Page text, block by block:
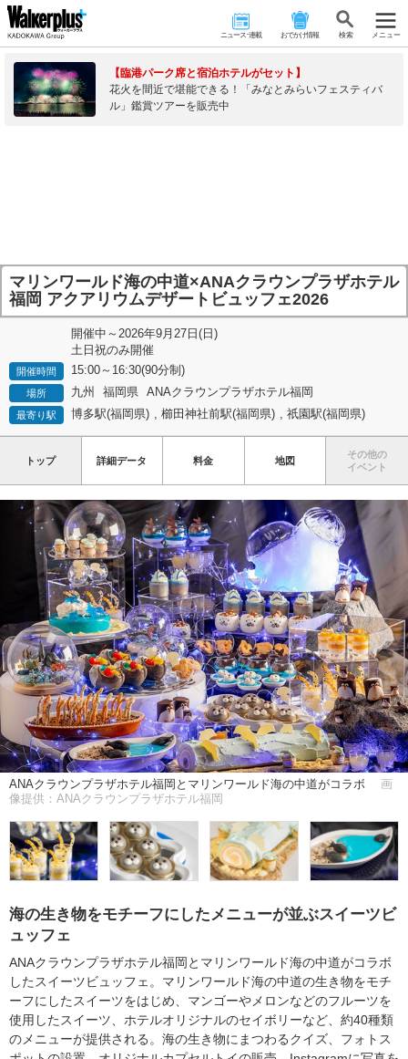
ニュース･連載 おでかけ情報 検 索 メニュー
【臨港パーク席と宿泊ホテルがセット】
花火を間近で堪能できる！「みなとみらいフェスティバ
ル」鑑賞ツアーを販売中
マリンワールド海の中道×ANAクラウンプラザホテル
福岡 アクアリウムデザートビュッフェ2026
開催中～2026年9月27日(日)
土日祝のみ開催
開催時間 15:00～16:30(90分制)
場所 九州 福岡県 ANAクラウンプラザホテル福岡
最寄り駅 博多駅(福岡県) , 櫛田神社前駅(福岡県) , 祇園駅(福岡県)
トップ 詳細データ 料金 地図
その他の
イベント
ANAクラウンプラザホテル福岡とマリンワールド海の中道がコラボ
画
像提供：ANAクラウンプラザホテル福岡
海の生き物をモチーフにしたメニューが並ぶスイーツビ
ュッフェ
ANAクラウンプラザホテル福岡とマリンワールド海の中道がコラボ
したスイーツビュッフェ。マリンワールド海の中道の生き物をモチ
ーフにしたスイーツをはじめ、マンゴーやメロンなどのフルーツを
使用したスイーツ、ホテルオリジナルのセイボリーなど、約40種類
のメニューが提供される。海の生き物にまつわるクイズ、フォトス